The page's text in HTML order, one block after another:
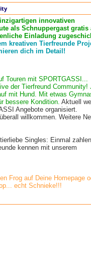
innovativen
als Schnuppergast gratis
Einladung
kreativen Tierfreunde
dich im Detail!
Touren mit SPORTGASSI...
der Tierfreund Community!
mit Hund. Mit etwas
bessere Kondition. Aktuell
Angebote organisiert.
willkommen. Weitere
Singles: Einmal
kennen mit unserem
Frog auf Deine Homepage
echt Schnieke!!!